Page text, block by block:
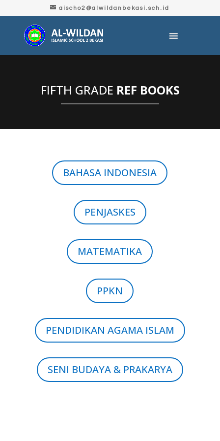
aischo2@alwildanbekasi.sch.id
FIFTH GRADE REF BOOKS
BAHASA INDONESIA
PENJASKES
MATEMATIKA
PPKN
PENDIDIKAN AGAMA ISLAM
SENI BUDAYA & PRAKARYA